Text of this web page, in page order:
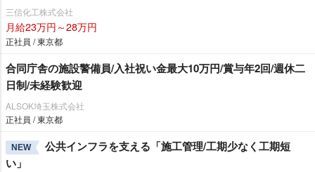
三信化工株式会社
月給23万円～28万円
正社員 / 東京都
合同庁舎の施設警備員/入社祝い金最大10万円/賞与年2回/週休二
日制/未経験歓迎
ALSOK埼玉株式会社
正社員 / 東京都
NEW
公共インフラを支える「施工管理/工期少なく工期短
い」